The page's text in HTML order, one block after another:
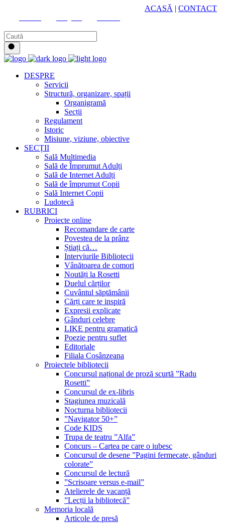
ACASĂ | CONTACT
DESPRE
Servicii
Structură, organizare, spații
Organigramă
Secții
Regulament
Istoric
Misiune, viziune, obiective
SECȚII
Sală Multimedia
Sală de Împrumut Adulți
Sală de Internet Adulți
Sală de împrumut Copii
Sală Internet Copii
Ludotecă
RUBRICI
Proiecte online
Recomandare de carte
Povestea de la prânz
Știați că…
Interviurile Bibliotecii
Vânătoarea de comori
Noutăți la Rosetti
Duelul cărților
Cuvântul săptămânii
Cărți care te inspiră
Expresii explicate
Gânduri celebre
LIKE pentru gramatică
Poezie pentru suflet
Editoriale
Filiala Cosânzeana
Proiectele bibliotecii
Concursul național de proză scurtă ”Radu
Rosetti”
Concursul de ex-libris
Stagiunea muzicală
Nocturna bibliotecii
”Navigator 50+”
Code KIDS
Trupa de teatru ”Alfa”
Concurs – Cartea pe care o iubesc
Concursul de desene ”Pagini fermecate, gânduri
colorate”
Concursul de lectură
”Scrisoare versus e-mail”
Atelierele de vacanță
”Lecții la bibliotecă”
Memoria locală
Articole de presă